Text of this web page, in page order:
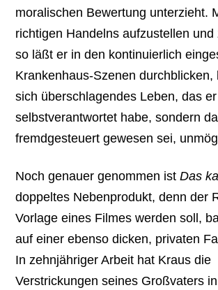
moralischen Bewertung unterzieht.
richtigen Handelns aufzustellen und
so läßt er in den kontinuierlich
Krankenhaus-Szenen durchblicken,
sich überschlagendes Leben, das
selbstverantwortet habe, sondern
fremdgesteuert gewesen sei,
Noch genauer genommen istDas
doppeltes Nebenprodukt, denn der
Vorlage eines Filmes werden soll,
auf einer ebenso dicken, privaten
In zehnjähriger Arbeit hat Kraus die
Verstrickungen seines Großvaters